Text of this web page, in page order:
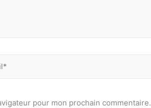
pour mon prochain commentaire.